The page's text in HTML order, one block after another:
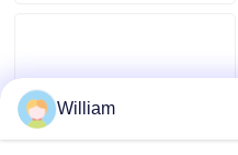
Demandez un devis
Kit à chaînes de
William